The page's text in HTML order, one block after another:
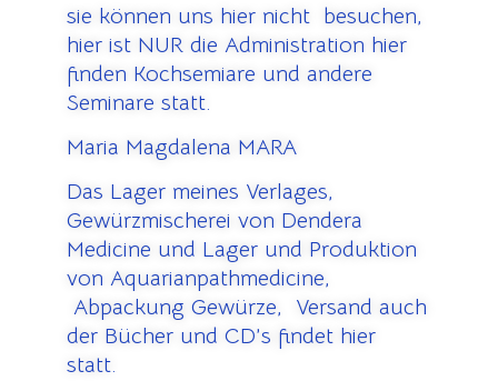
sie können uns hier nicht besuchen,
hier ist NUR die Administration hier
finden Kochsemiare und andere
Seminare statt.
Maria Magdalena MARA
Das Lager meines Verlages,
Gewürzmischerei von Dendera
Medicine und Lager und Produktion
von Aquarianpathmedicine,
Abpackung Gewürze, Versand auch
der Bücher und CD’s findet hier
statt.